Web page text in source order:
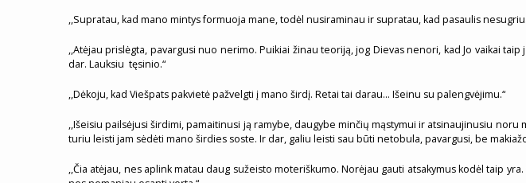
,,Supratau, kad mano mintys formuoja mane, todėl nusiraminau ir supratau, kad pasaulis
,,Atėjau prislėgta, pavargusi nuo nerimo. Puikiai žinau teoriją, jog Dievas nenori, kad Jo vaikai
dar. Lauksiu tęsinio.“
,,Dėkoju, kad Viešpats pakvietė pažvelgti į mano širdį. Retai tai darau… Išeinu su palengvėjimu.“
,,Išeisiu pailsėjusi širdimi, pamaitinusi ją ramybe, daugybe minčių mąstymui ir atsinaujinusiu
turiu leisti jam sėdėti mano širdies soste. Ir dar, galiu leisti sau būti netobula, pavargusi, be
,,Čia atėjau, nes aplink matau daug sužeisto moteriškumo. Norėjau gauti atsakymus kodėl taip